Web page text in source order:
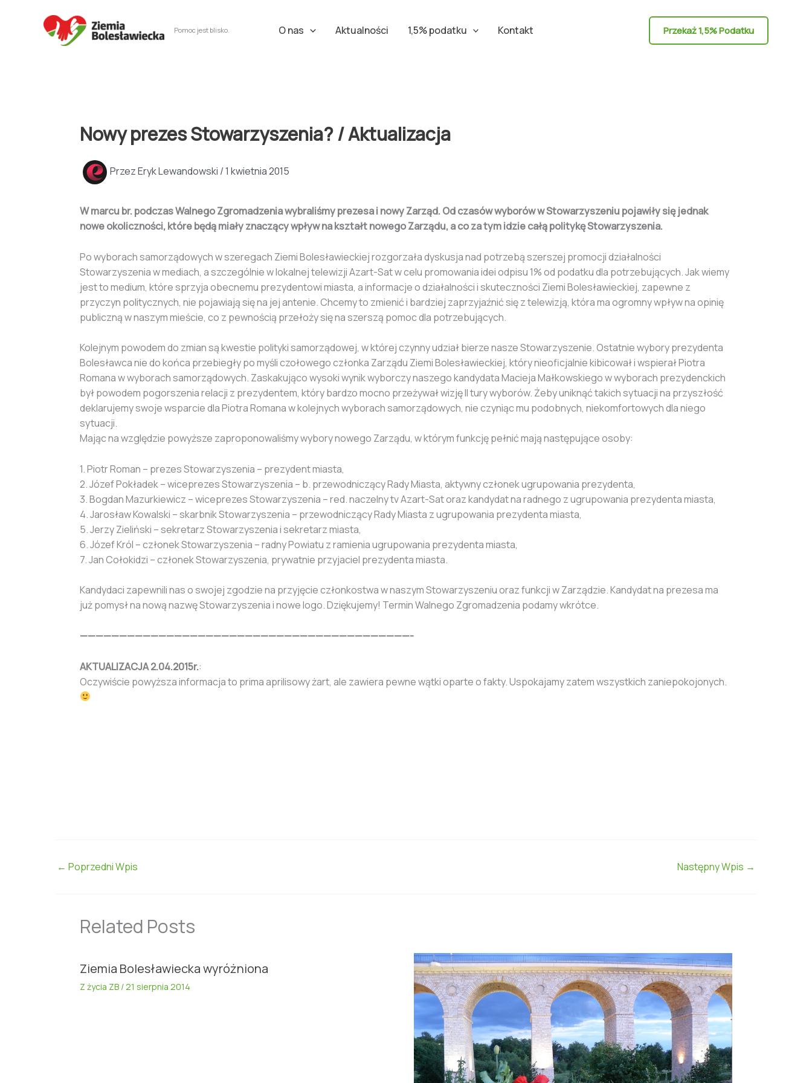
Pomoc jest blisko. O nas Aktualności 1,5% podatku Kontakt Przekaż 1,5% Podatku
Nowy prezes Stowarzyszenia? / Aktualizacja
PrzezEryk Lewandowski /1 kwietnia 2015
W marcu br. podczas Walnego Zgromadzenia wybraliśmy prezesa i nowy Zarząd. Od czasów wyborów w Stowarzyszeniu pojawiły się jednak
nowe okoliczności, które będą miały znaczący wpływ na kształt nowego Zarządu, a co za tym idzie całą politykę Stowarzyszenia.
Po wyborach samorządowych w szeregach Ziemi Bolesławieckiej rozgorzała dyskusja nad potrzebą szerszej promocji działalności
Stowarzyszenia w mediach, a szczególnie w lokalnej telewizji Azart-Sat w celu promowania idei odpisu 1% od podatku dla potrzebujących. Jak wiemy
jest to medium, które sprzyja obecnemu prezydentowi miasta, a informacje o działalności i skuteczności Ziemi Bolesławieckiej, zapewne z
przyczyn politycznych, nie pojawiają się na jej antenie. Chcemy to zmienić i bardziej zaprzyjaźnić się z telewizją, która ma ogromny wpływ na opinię
publiczną w naszym mieście, co z pewnością przełoży się na szerszą pomoc dla potrzebujących.
Kolejnym powodem do zmian są kwestie polityki samorządowej, w której czynny udział bierze nasze Stowarzyszenie. Ostatnie wybory prezydenta
Bolesławca nie do końca przebiegły po myśli czołowego członka Zarządu Ziemi Bolesławieckiej, który nieoficjalnie kibicował i wspierał Piotra
Romana w wyborach samorządowych. Zaskakująco wysoki wynik wyborczy naszego kandydata Macieja Małkowskiego w wyborach prezydenckich
był powodem pogorszenia relacji z prezydentem, który bardzo mocno przeżywał wizję II tury wyborów. Żeby uniknąć takich sytuacji na przyszłość
deklarujemy swoje wsparcie dla Piotra Romana w kolejnych wyborach samorządowych, nie czyniąc mu podobnych, niekomfortowych dla niego
sytuacji.
Mając na względzie powyższe zaproponowaliśmy wybory nowego Zarządu, w którym funkcję pełnić mają następujące osoby:
1. Piotr Roman – prezes Stowarzyszenia – prezydent miasta,
2. Józef Pokładek – wiceprezes Stowarzyszenia – b. przewodniczący Rady Miasta, aktywny członek ugrupowania prezydenta,
3. Bogdan Mazurkiewicz – wiceprezes Stowarzyszenia – red. naczelny tv Azart-Sat oraz kandydat na radnego z ugrupowania prezydenta miasta,
4. Jarosław Kowalski – skarbnik Stowarzyszenia – przewodniczący Rady Miasta z ugrupowania prezydenta miasta,
5. Jerzy Zieliński – sekretarz Stowarzyszenia i sekretarz miasta,
6. Józef Król – członek Stowarzyszenia – radny Powiatu z ramienia ugrupowania prezydenta miasta,
7. Jan Cołokidzi – członek Stowarzyszenia, prywatnie przyjaciel prezydenta miasta.
Kandydaci zapewnili nas o swojej zgodzie na przyjęcie członkostwa w naszym Stowarzyszeniu oraz funkcji w Zarządzie. Kandydat na prezesa ma
już pomysł na nową nazwę Stowarzyszenia i nowe logo. Dziękujemy! Termin Walnego Zgromadzenia podamy wkrótce.
——————————————————————————————————————————-
AKTUALIZACJA 2.04.2015r.:
Oczywiście powyższa informacja to prima aprilisowy żart, ale zawiera pewne wątki oparte o fakty. Uspokajamy zatem wszystkich zaniepokojonych.
← Poprzedni Wpis Następny Wpis →
Related Posts
Ziemia Bolesławiecka wyróżniona
Z życia ZB /21 sierpnia 2014